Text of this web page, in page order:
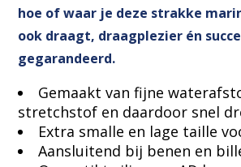
hoe of waar je deze strakke
ook draagt, draagplezier én
gegarandeerd.
Gemaakt van fijne
stretchstof en daardoor snel
Extra smalle en lage taille
Aansluitend bij benen en